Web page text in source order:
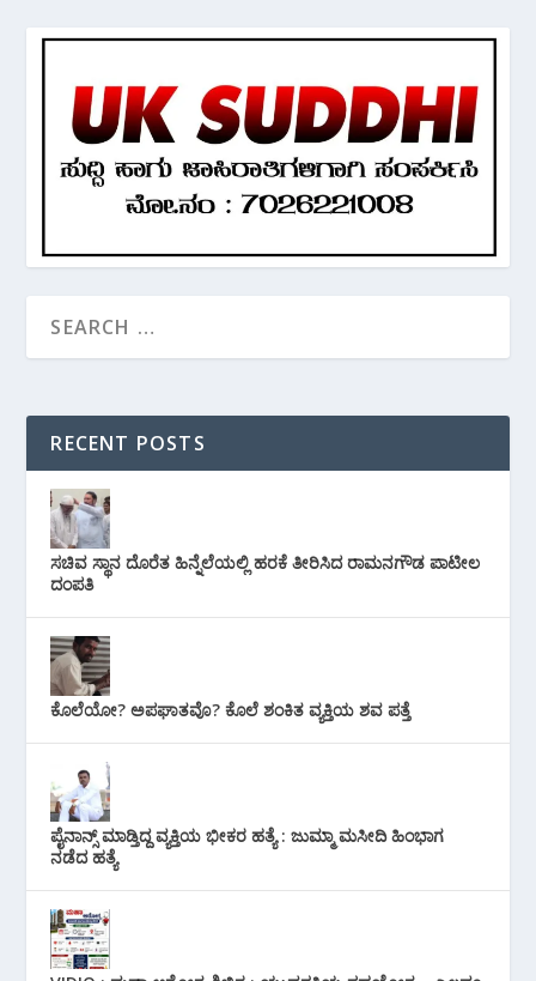
RECENT POSTS
ಸಚಿವ ಸ್ಥಾನ ದೊರೆತ ಹಿನ್ನೆಲೆಯಲ್ಲಿ ಹರಕೆ ತೀರಿಸಿದ ರಾಮನಗೌಡ ಪಾಟೀಲ
ದಂಪತಿ
ಕೊಲೆಯೋ? ಅಪಘಾತವೊ? ಕೊಲೆ ಶಂಕಿತ ವ್ಯಕ್ತಿಯ ಶವ ಪತ್ತೆ
ಪೈನಾನ್ಸ್ ಮಾಡ್ತಿದ್ದ ವ್ಯಕ್ತಿಯ ಭೀಕರ‌ ಹತ್ಯೆ : ಜುಮ್ಮಾ ಮಸೀದಿ ಹಿಂಭಾಗ
ನಡೆದ ಹತ್ಯೆ